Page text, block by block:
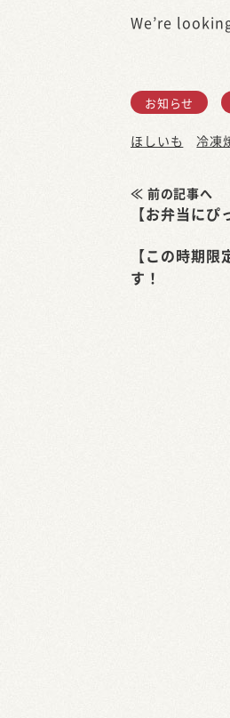
We’re
お知らせ
ほしいも 冷凍
≪ 前の記事へ
【お弁当にぴ
【この時期
す！